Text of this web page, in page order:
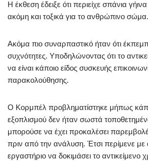
Η έκθεση έδειξε ότι περιείχε σπάνια
ακόμη και τοξικά για το ανθρώπινο σώμα.
Ακόμα πιο συναρπαστικό ήταν ότι
συχνότητες. Υποδηλώνοντας ότι το
να είναι κάποιο είδος συσκευής
παρακολούθησης.
Ο Κορμπέλ προβληματίστηκε μήπως
εξοπλισμού δεν ήταν σωστά
μπορούσε να έχει προκαλέσει
πριν από την ανάλυση. Έτσι περίμενε με
εργαστήριο να δοκιμάσει το αντικείμενο